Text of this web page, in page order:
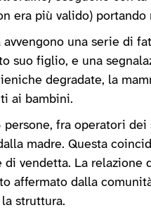
era più valido)
una serie di
suo figlio, e una
degradate, la
ai bambini.
fra operatori
madre. Questa
di vendetta. La
affermato dalla
struttura.